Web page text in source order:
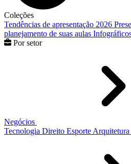
Coleções
Tendências de apresentação 2026
planejamento de suas aulas
Por setor
Negócios
Tecnologia Direito Esporte Arquitetura